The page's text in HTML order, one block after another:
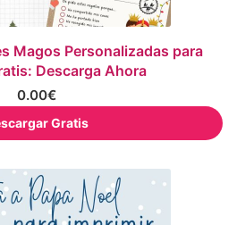
Magos Personalizadas para
Descarga Ahora
0.00€
Gratis